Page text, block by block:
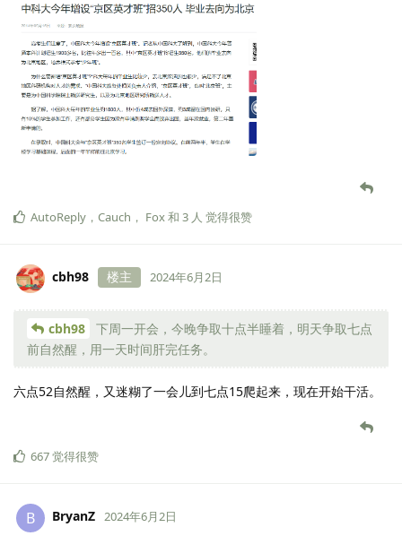
AutoReply ， Cauch ， Fox和 3 人 觉得很赞
cbh98 楼主 2024年6月2日
cbh98
下周一开会，今晚争取十点半睡着，明天争取七点
前自然醒，用一天时间肝完任务。
六点52自然醒，又迷糊了一会儿到七点15爬起来，现在开始干活。
667觉得很赞
B BryanZ 2024年6月2日